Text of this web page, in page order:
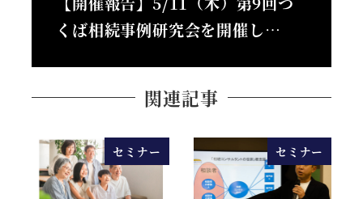
くば相続事例研究会を開催し…
関連記事
セミナー セミナー